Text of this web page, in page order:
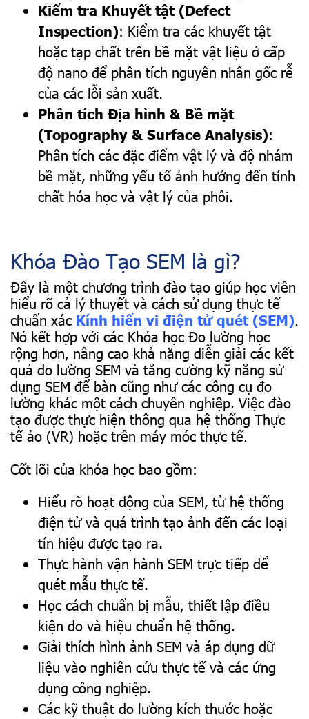
Kiểm tra Khuyết tật (Defect
Inspection): Kiểm tra các khuyết tật
hoặc tạp chất trên bề mặt vật liệu ở cấp
độ nano để phân tích nguyên nhân gốc rễ
của các lỗi sản xuất.
Phân tích Địa hình & Bề mặt
(Topography & Surface Analysis):
Phân tích các đặc điểm vật lý và độ nhám
bề mặt, những yếu tố ảnh hưởng đến tính
chất hóa học và vật lý của phôi.
Khóa Đào Tạo SEM là gì?
Đây là một chương trình đào tạo giúp học viên
hiểu rõ cả lý thuyết và cách sử dụng thực tế
chuẩn xác Kính hiển vi điện tử quét (SEM).
Nó kết hợp với các Khóa học Đo lường học
rộng hơn, nâng cao khả năng diễn giải các kết
quả đo lường SEM và tăng cường kỹ năng sử
dụng SEM để bàn cũng như các công cụ đo
lường khác một cách chuyên nghiệp. Việc đào
tạo được thực hiện thông qua hệ thống Thực
tế ảo (VR) hoặc trên máy móc thực tế.
Cốt lõi của khóa học bao gồm:
Hiểu rõ hoạt động của SEM, từ hệ thống
điện tử và quá trình tạo ảnh đến các loại
tín hiệu được tạo ra.
Thực hành vận hành SEM trực tiếp để
quét mẫu thực tế.
Học cách chuẩn bị mẫu, thiết lập điều
kiện đo và hiệu chuẩn hệ thống.
Giải thích hình ảnh SEM và áp dụng dữ
liệu vào nghiên cứu thực tế và các ứng
dụng công nghiệp.
Các kỹ thuật đo lường kích thước hoặc